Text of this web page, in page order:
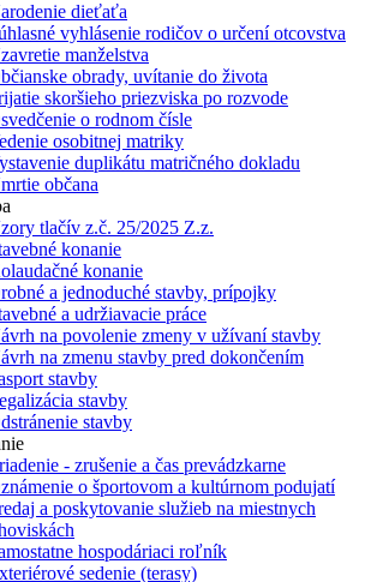
dieťaťa
vyhlásenie rodičov o určení otcovstva
manželstva
obrady, uvítanie do života
skoršieho priezviska po rozvode
o rodnom čísle
osobitnej matriky
duplikátu matričného dokladu
občana
tlačív z.č. 25/2025 Z.z.
konanie
konanie
a jednoduché stavby, prípojky
a udržiavacie práce
na povolenie zmeny v užívaní stavby
na zmenu stavby pred dokončením
stavby
stavby
stavby
- zrušenie a čas prevádzkarne
o športovom a kultúrnom podujatí
a poskytovanie služieb na miestnych
hospodáriaci roľník
sedenie (terasy)